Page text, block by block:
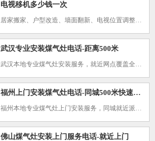
电视移机多少钱一次
居家搬家、户型改造、墙面翻新、电视位置调整，都需要专业的电视移机服务。很多深圳用户在预约服务前，都会重点咨询电视移机的单次收费价格，想要找到收费透明、拆装规范、上门快速的本地团队。想要了解深圳电视移机
武汉专业安装煤气灶电话-距离500米
武汉本地专业煤气灶安装服务，就近网点覆盖全城，距离用户仅500米，快速上门响应。专注家用煤气灶安装、调试服务，技术团队经验丰富，施工规范高效，为武汉居民提供安全、靠谱的燃气灶具安装服务，服务热线：40
福州上门安装煤气灶电话-同城500米快速上门
福州本地专业煤气灶上门安装服务，同城就近派单，500米内快速响应，极速上门施工。团队拥有丰富实操经验，专注家用、商用煤气灶安装、调试服务，规范施工、安全靠谱，有安装需求可直接致电：400-800-34
佛山煤气灶安装上门服务电话-就近上门